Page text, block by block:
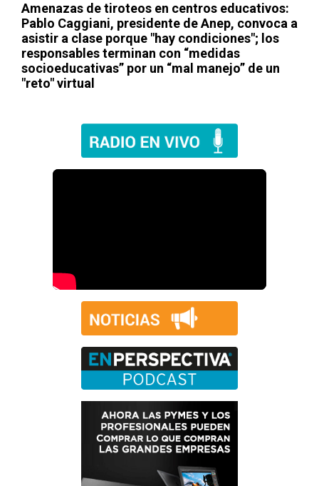
Amenazas de tiroteos en centros educativos:
Pablo Caggiani, presidente de Anep, convoca a
asistir a clase porque "hay condiciones"; los
responsables terminan con “medidas
socioeducativas” por un “mal manejo” de un
"reto" virtual